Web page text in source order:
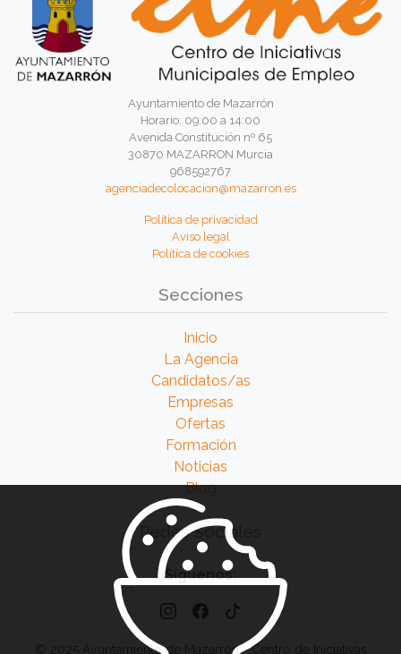
Ayuntamiento de Mazarrón
Horario: 09:00 a 14:00
Avenida Constitución nº 65
30870 MAZARRON Murcia
968592767
agenciadecolocacion@mazarron.es
Política de privacidad
Aviso legal
Política de cookies
Secciones
Inicio
La Agencia
Candidatos/as
Empresas
Ofertas
Formación
Noticias
Blog
Redes Sociales
Síguenos:
© 2025 Ayuntamiento de Mazarrón - Centro de Iniciativas